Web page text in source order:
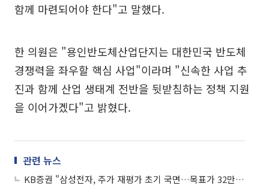
함께 마련되어야 한다"고 말했다.
한 의원은 "용인반도체산업단지는 대한민국 반도체
경쟁력을 좌우할 핵심 사업"이라며 "신속한 사업 추
진과 함께 산업 생태계 전반을 뒷받침하는 정책 지원
을 이어가겠다"고 밝혔다.
관련 뉴스
KB증권 "삼성전자, 주가 재평가 초기 국면…목표가 32만원"